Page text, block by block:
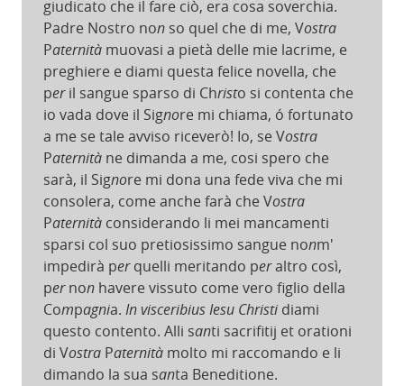
giudicato che il fare ciò, era cosa soverchia.
Padre Nostro nonso quel che di me, Vostra
Paternitàmuovasi a pietà delle mie lacrime, e
preghiere e diami questa felice novella, che
peril sangue sparso di Christo si contenta che
io vada dove il Signore mi chiama, ó fortunato
a me se tale avviso riceverò! Io, se Vostra
Paternitàne dimanda a me, cosi spero che
sarà, il Signore mi dona una fede viva che mi
consolera, come anche farà che Vostra
Paternitàconsiderando li mei mancamenti
sparsi col suo pretiosissimo sangue nonm'
impedirà perquelli meritando peraltro così,
pernonhavere vissuto come vero figlio della
Compagnia. In visceribius Iesu Christidiami
questo contento. Alli santi sacrifitij et orationi
di VostraPaternitàmolto mi raccomando e li
dimando la sua santa Beneditione.